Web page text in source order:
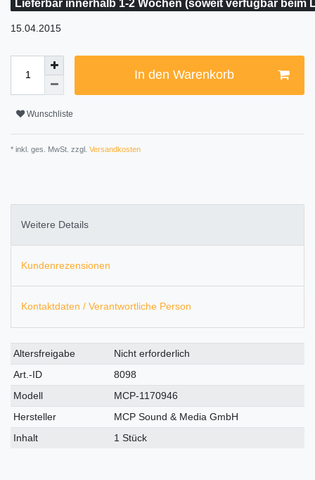
Lieferbar innerhalb 1-2 Wochen (soweit verfügbar beim
15.04.2015
In den Warenkorb
Wunschliste
* inkl. ges. MwSt. zzgl. Versandkosten
Weitere Details
Kundenrezensionen
Kontaktdaten / Verantwortliche Person
Technisches
Merkmal
Wert
Altersfreigabe
Nicht erforderlich
Art.-ID
8098
Modell
MCP-1170946
Hersteller
MCP Sound & Media GmbH
Inhalt
1 Stück